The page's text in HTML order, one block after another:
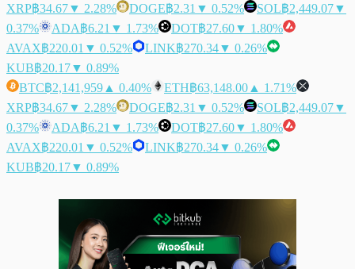
XRP฿34.67▼ 2.28% DOGE฿2.31 ▼ 0.52% SOL฿2,449.07▼
0.37%
ADA฿6.21 ▼ 1.73% DOT฿27.60▼ 1.80%
AVAX฿220.01 ▼ 0.52% LINK฿270.34▼ 0.26%
KUB฿20.17▼ 0.89%
BTC฿2,141,959 ▲ 0.40% ETH฿63,148.00 ▲ 1.71%
XRP฿34.67▼ 2.28% DOGE฿2.31 ▼ 0.52% SOL฿2,449.07▼
0.37%
ADA฿6.21 ▼ 1.73% DOT฿27.60▼ 1.80%
AVAX฿220.01 ▼ 0.52% LINK฿270.34▼ 0.26%
KUB฿20.17▼ 0.89%